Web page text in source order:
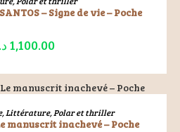
– Signe de vie – Poche
1,100.00
LA SUITE
,Littérature,Polar et thriller
manuscrit inachevé – Poche